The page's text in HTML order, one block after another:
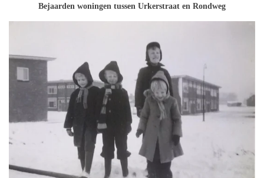
Bejaarden woningen tussen Urkerstraat en Rondweg